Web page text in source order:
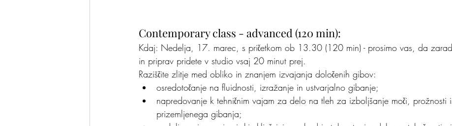
Contemporary class - advanced (120 min):
Kdaj: Nedelja, 17. marec, s pričetkom ob 13.30 (120 min) - prosimo vas, da
in priprav pridete v studio vsaj 20 minut prej.
Raziščite zlitje med obliko in znanjem izvajanja določenih gibov:
osredotočanje na fluidnosti, izražanje in ustvarjalno gibanje;
napredovanje k tehničnim vajam za delo na tleh za izboljšanje moči, prožnosti
prizemljenega gibanja;